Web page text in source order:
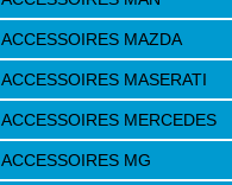
ACCESSOIRES MAZDA
ACCESSOIRES MASERATI
ACCESSOIRES MERCEDES
ACCESSOIRES MG